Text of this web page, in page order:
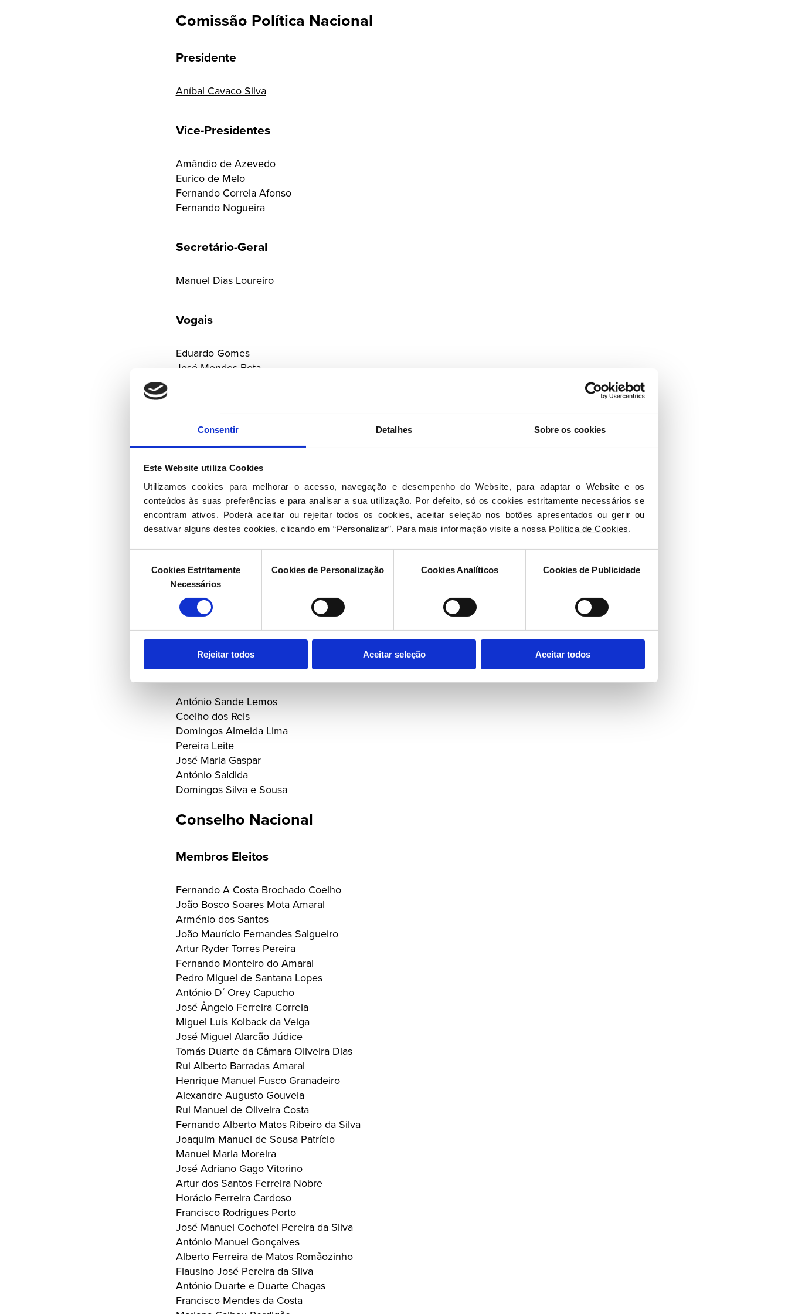
Consentir Detalhes Sobre os cookies
Este Website utiliza Cookies
Utilizamos cookies para melhorar o acesso, navegação e desempenho do Website, para adaptar o Website e os
conteúdos às suas preferências e para analisar a sua utilização. Por defeito, só os cookies estritamente necessários se
encontram ativos. Poderá aceitar ou rejeitar todos os cookies, aceitar seleção nos botões apresentados ou gerir ou
desativar alguns destes cookies, clicando em “Personalizar”. Para mais informação visite a nossa Política de Cookies.
consentimento
Cookies Estritamente
Necessários
Cookies de Personalização Cookies Analíticos Cookies de Publicidade
Rejeitar todos Aceitar seleção Aceitar todos
Comissão Política Nacional
Presidente
Aníbal Cavaco Silva
Vice-Presidentes
Amândio de Azevedo
Eurico de Melo
Fernando Correia Afonso
Fernando Nogueira
Secretário-Geral
Manuel Dias Loureiro
Vogais
Eduardo Gomes
José Mendes Bota
Luís Capoulas
Luís Marques Mendes
Conselho de Jurisdição Nacional
Presidente
Secretário
João Salgado
Membros
António Sande Lemos
Coelho dos Reis
Domingos Almeida Lima
Pereira Leite
José Maria Gaspar
António SaIdida
Domingos Silva e Sousa
Conselho Nacional
Membros Eleitos
Fernando A Costa Brochado Coelho
João Bosco Soares Mota Amaral
Arménio dos Santos
João Maurício Fernandes Salgueiro
Artur Ryder Torres Pereira
Fernando Monteiro do Amaral
Pedro Miguel de Santana Lopes
António D´ Orey Capucho
José Ângelo Ferreira Correia
Miguel Luís Kolback da Veiga
José Miguel Alarcão Júdice
Tomás Duarte da Câmara Oliveira Dias
Rui Alberto Barradas Amaral
Henrique Manuel Fusco Granadeiro
Alexandre Augusto Gouveia
Rui Manuel de Oliveira Costa
Fernando Alberto Matos Ribeiro da Silva
Joaquim Manuel de Sousa Patrício
Manuel Maria Moreira
José Adriano Gago Vitorino
Artur dos Santos Ferreira Nobre
Horácio Ferreira Cardoso
Francisco Rodrigues Porto
José Manuel Cochofel Pereira da Silva
António Manuel Gonçalves
Alberto Ferreira de Matos Romãozinho
Flausino José Pereira da Silva
António Duarte e Duarte Chagas
Francisco Mendes da Costa